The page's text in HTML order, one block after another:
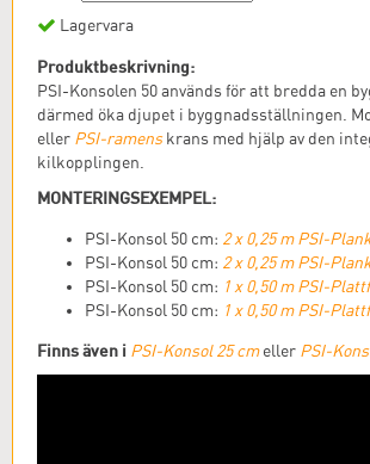
Lagervara
Produktbeskrivning:
PSI-Konsolen 50 används för att bredda en
därmed öka djupet i byggnadsställningen.
eller PSI-ramenskrans med hjälp av den
kilkopplingen.
MONTERINGSEXEMPEL:
PSI-Konsol 50 cm: 2 x 0,25 m PSI-
PSI-Konsol 50 cm: 2 x 0,25 m PSI-
PSI-Konsol 50 cm: 1 x 0,50 m PSI-
PSI-Konsol 50 cm: 1 x 0,50 m PSI-
Finns även i PSI-Konsol 25 cmeller PSI-